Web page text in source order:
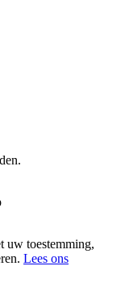
uw toestemming,
Lees ons